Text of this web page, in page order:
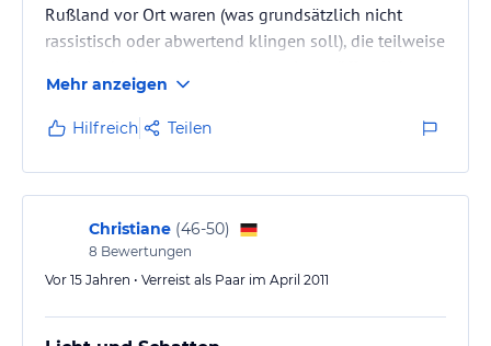
Rußland vor Ort waren (was grundsätzlich nicht
rassistisch oder abwertend klingen soll), die teilweise
Gepflogenheiten zu unterwerfen. So war
beispielsweise in junges Pärchen bereits nachmittags
gegen 16.30 Uhr an der Poolbar derartig
angetrunken, daß andere Gäste eingreifen mußten,
um diese von einem Badegang abzuhalten, der mit
Sicherheit nicht unbeschadet verlaufen…
Mehr anzeigen
Hilfreich Teilen
Christiane (46-50)
8 Bewertungen
Vor 15 Jahren • Verreist als Paar im April 2011